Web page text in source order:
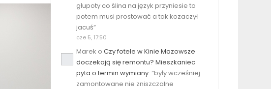
głupoty co ślina na język przyniesie to
potem musi prostować a tak kozaczył
jacuś”
cze 5, 17:50
Marek o Czy fotele w Kinie Mazowsze
doczekają się remontu? Mieszkaniec
pyta o termin wymiany: “były wcześniej
zamontowane nie zniszczalne